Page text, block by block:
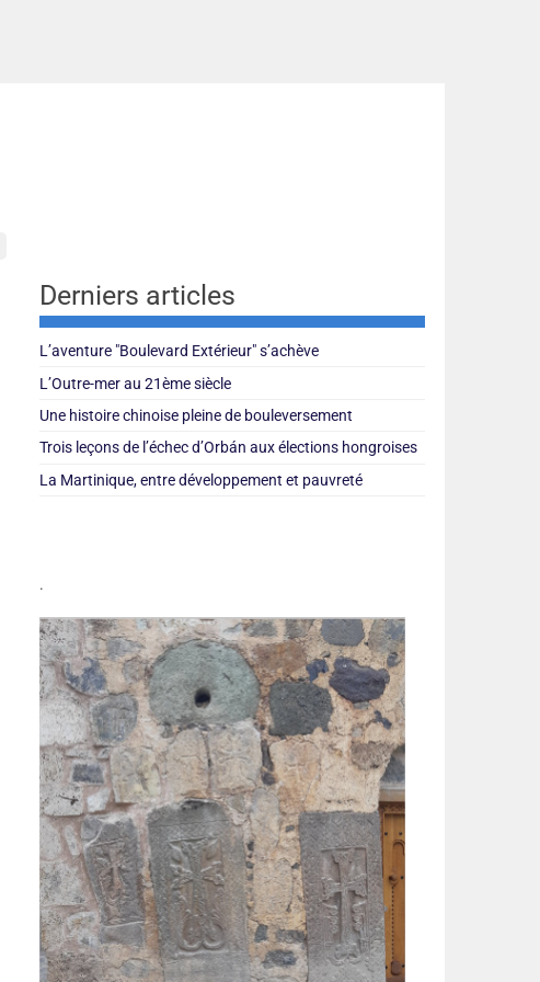
Derniers articles
L’aventure "Boulevard Extérieur" s’achève
L’Outre-mer au 21ème siècle
Une histoire chinoise pleine de bouleversement
Trois leçons de l’échec d’Orbán aux élections hongroises
La Martinique, entre développement et pauvreté
.